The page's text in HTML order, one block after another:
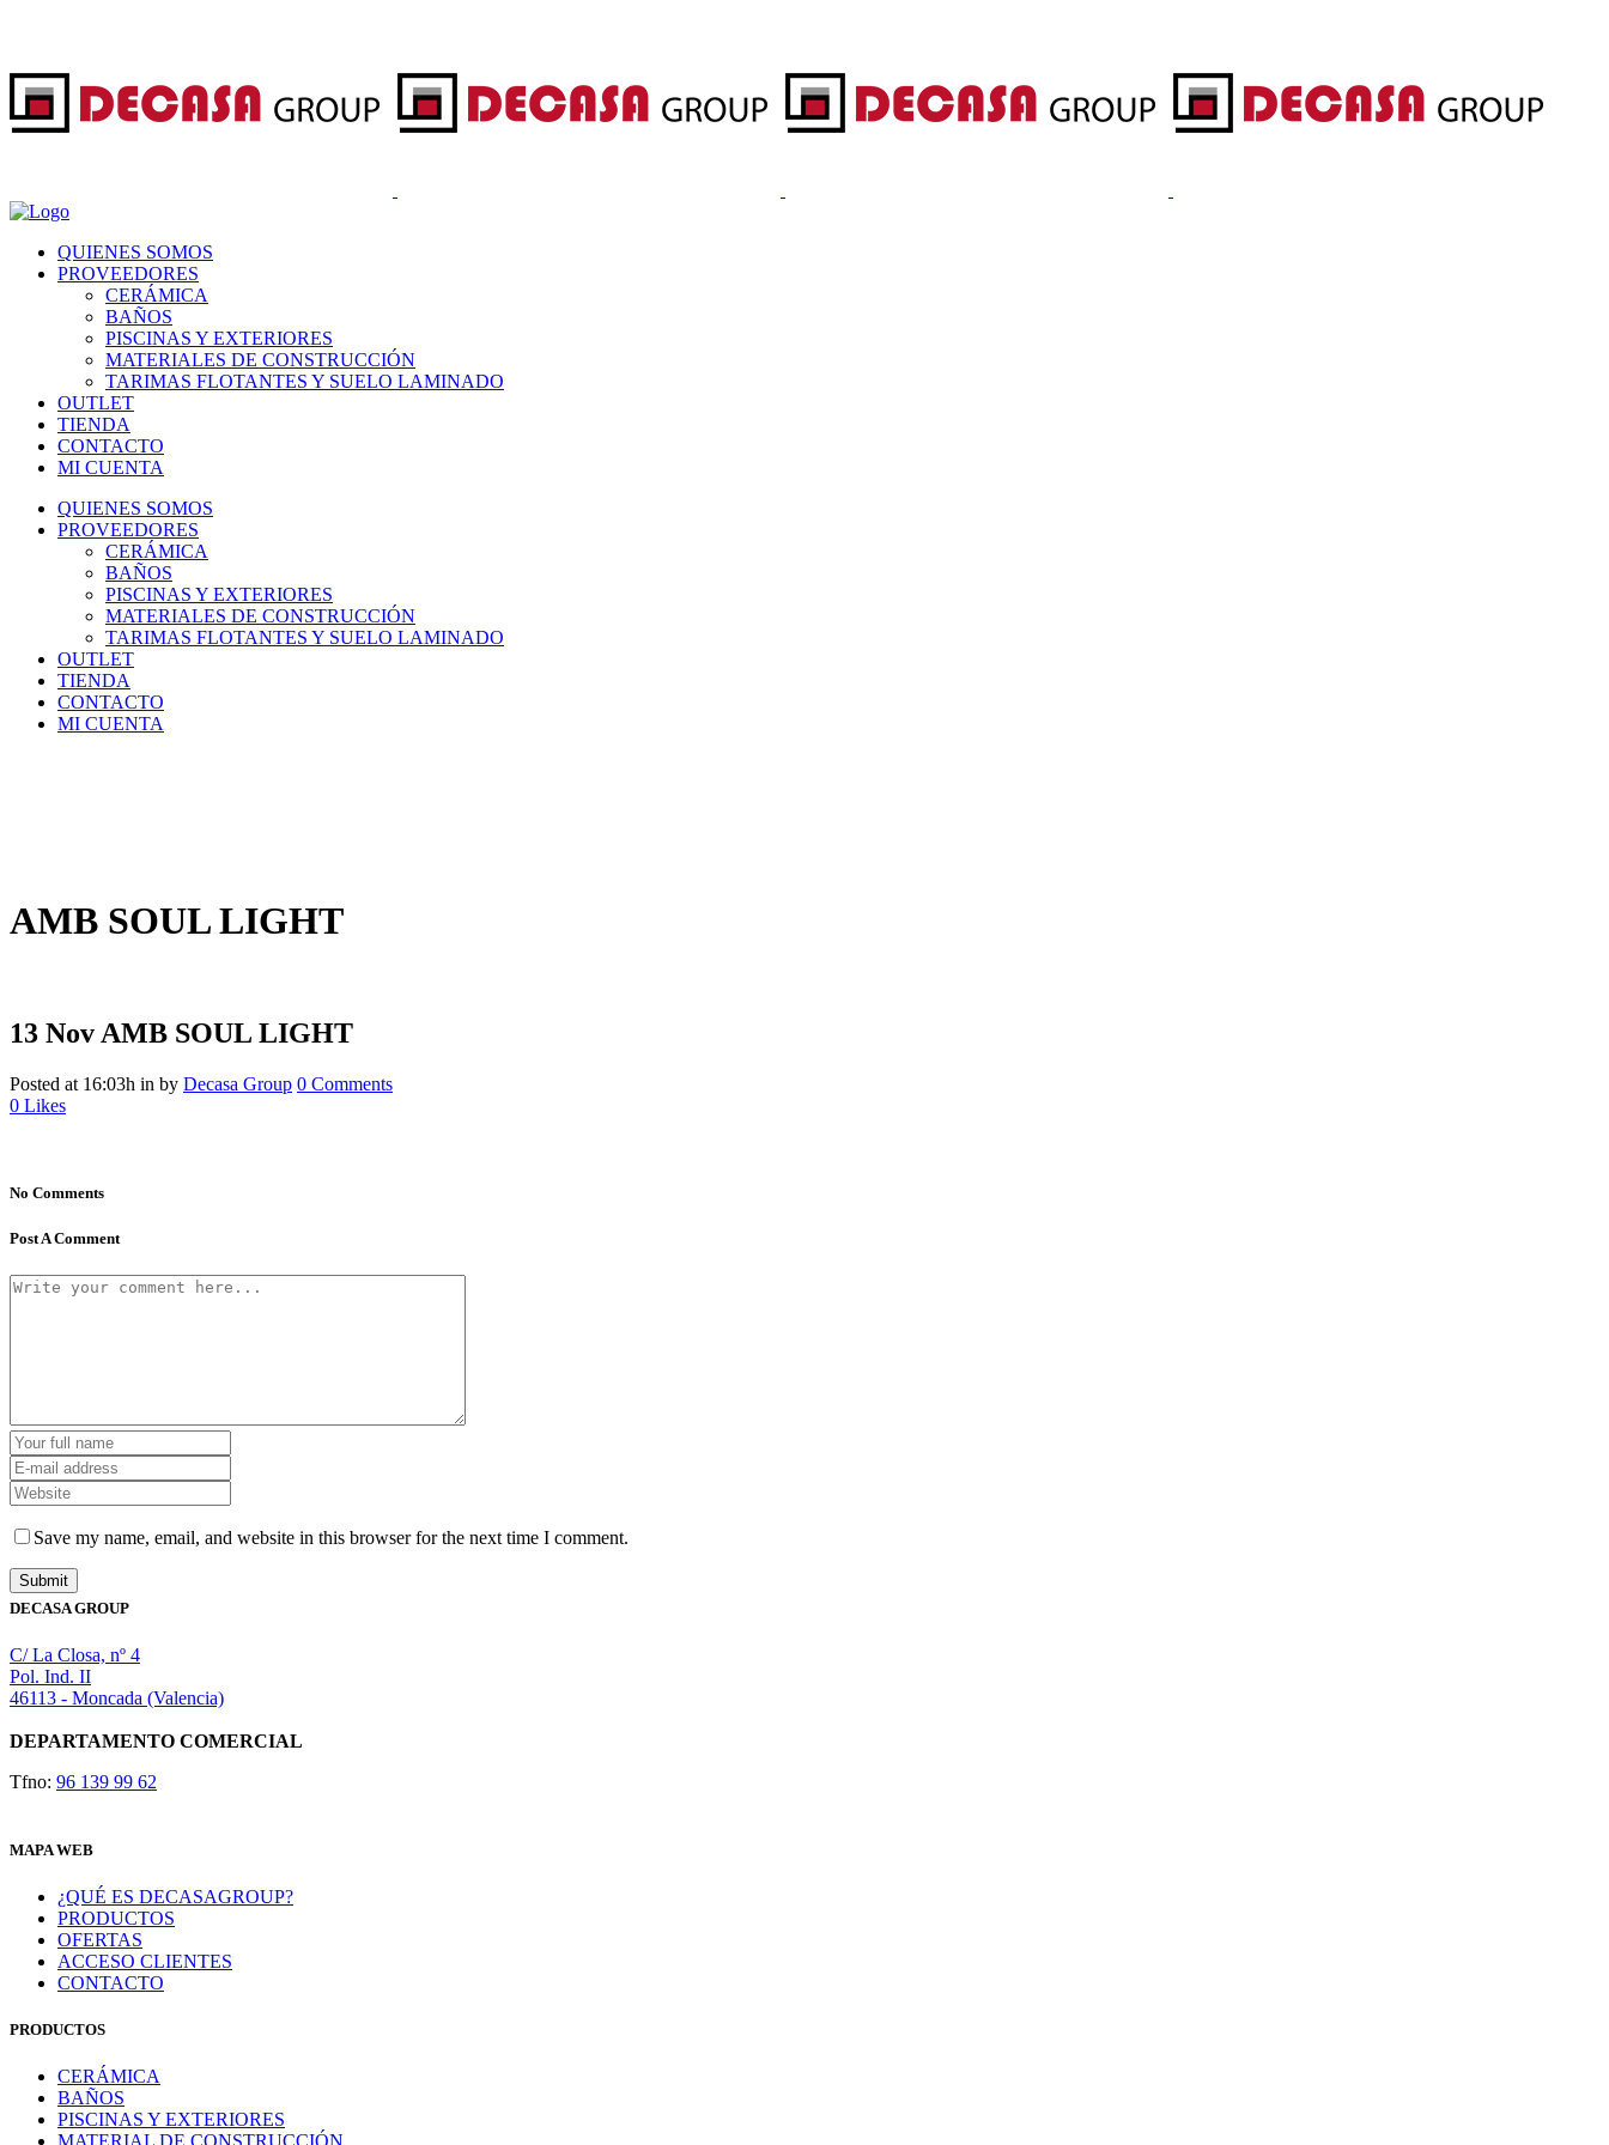
QUIENES SOMOS
PROVEEDORES
CERÁMICA
BAÑOS
PISCINAS Y EXTERIORES
MATERIALES DE CONSTRUCCIÓN
TARIMAS FLOTANTES Y SUELO LAMINADO
OUTLET
TIENDA
CONTACTO
MI CUENTA
QUIENES SOMOS
PROVEEDORES
CERÁMICA
BAÑOS
PISCINAS Y EXTERIORES
MATERIALES DE CONSTRUCCIÓN
TARIMAS FLOTANTES Y SUELO LAMINADO
OUTLET
TIENDA
CONTACTO
MI CUENTA
AMB SOUL LIGHT
13 Nov AMB SOUL LIGHT
Posted at 16:03h in by Decasa Group 0 Comments
0 Likes
No Comments
Post A Comment
Save my name, email, and website in this browser for the next time I comment.
DECASA GROUP
C/ La Closa, nº 4
Pol. Ind. II
46113 - Moncada (Valencia)
DEPARTAMENTO COMERCIAL
Tfno: 96 139 99 62
MAPA WEB
¿QUÉ ES DECASAGROUP?
PRODUCTOS
OFERTAS
ACCESO CLIENTES
CONTACTO
PRODUCTOS
CERÁMICA
BAÑOS
PISCINAS Y EXTERIORES